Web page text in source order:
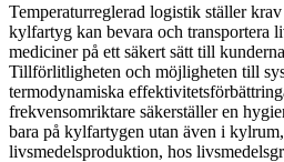
Temperaturreglerad logistik ställer
kylfartyg kan bevara och transportera
mediciner på ett säkert sätt till
Tillförlitligheten och möjligheten till
termodynamiska
frekvensomriktare säkerställer en
bara på kylfartygen utan även i
livsmedelsproduktion, hos